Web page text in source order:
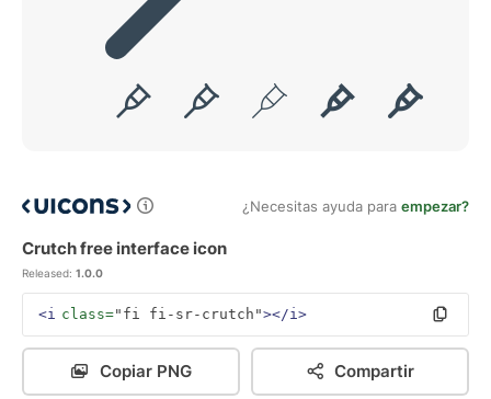
¿Necesitas ayuda para empezar?
Crutch free interface icon
Released: 1.0.0
<i class="fi fi-sr-crutch"></i>
Copiar PNG Compartir